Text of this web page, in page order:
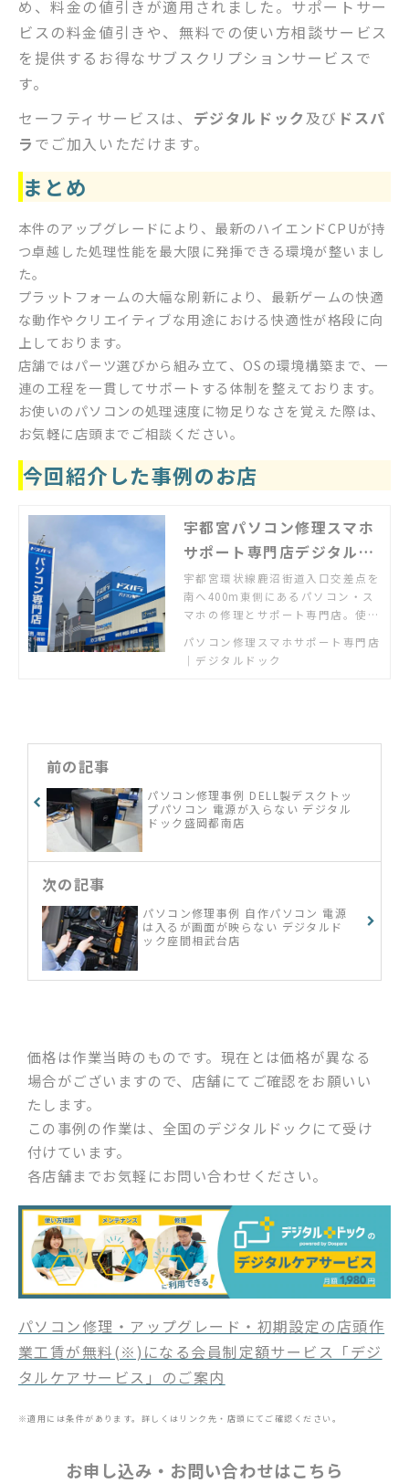
め、料金の値引きが適用されました。サポートサー
ビスの料金値引きや、無料での使い方相談サービス
を提供するお得なサブスクリプションサービスで
す。
セーフティサービスは、 デジタルドック及び ドスパ
ラ でご加入いただけます。
まとめ
本件のアップグレードにより、最新のハイエンドCPUが持
つ卓越した処理性能を最大限に発揮できる環境が整いまし
た。
プラットフォームの大幅な刷新により、最新ゲームの快適
な動作やクリエイティブな用途における快適性が格段に向
上しております。
店舗ではパーツ選びから組み立て、OSの環境構築まで、一
連の工程を一貫してサポートする体制を整えております。
お使いのパソコンの処理速度に物足りなさを覚えた際は、
お気軽に店頭までご相談ください。
今回紹介した事例のお店
宇都宮パソコン修理スマホ
サポート専門店デジタルド
ック
宇都宮環状線鹿沼街道入口交差点を
南へ400m東側にあるパソコン・ス
マホの修理とサポート専門店。使い
パソコン修理スマホサポート専門店
｜デジタルドック
前の記事
パソコン修理事例 DELL製デスクトッ
プパソコン 電源が入らない デジタル
ドック盛岡都南店
次の記事
パソコン修理事例 自作パソコン 電源
は入るが画面が映らない デジタルド
ック座間相武台店
価格は作業当時のものです。現在とは価格が異なる
場合がございますので、店舗にてご確認をお願いい
たします。
この事例の作業は、全国のデジタルドックにて受け
付けています。
各店舗までお気軽にお問い合わせください。
パソコン修理・アップグレード・初期設定の店頭作
業工賃が無料(※)になる会員制定額サービス「デジ
タルケアサービス」のご案内
※適用には条件があります。詳しくはリンク先・店頭にてご確認ください。
お申し込み・お問い合わせはこちら